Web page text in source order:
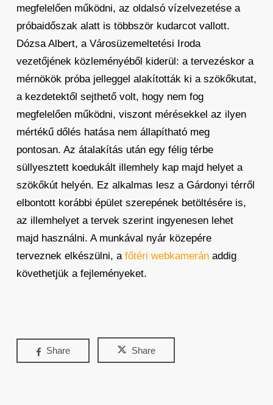
megfelelően működni, az oldalsó vízelvezetése a
próbaidőszak alatt is többször kudarcot vallott.
Dózsa Albert, a Városüzemeltetési Iroda
vezetőjének közleményéből kiderül: a tervezéskor a
mérnökök próba jelleggel alakították ki a szökőkutat,
a kezdetektől sejthető volt, hogy nem fog
megfelelően működni, viszont mérésekkel az ilyen
mértékű dőlés hatása nem állapítható meg
pontosan. Az átalakítás után egy félig térbe
süllyesztett koedukált illemhely kap majd helyet a
szökőkút helyén. Ez alkalmas lesz a Gárdonyi térről
elbontott korábbi épület szerepének betöltésére is,
az illemhelyet a tervek szerint ingyenesen lehet
majd használni. A munkával nyár közepére
terveznek elkészülni, a főtéri webkameránaddig
követhetjük a fejleményeket.
Share Share